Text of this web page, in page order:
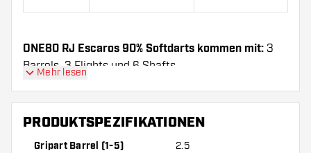
ONE80 RJ Escaros 90% Softdarts kommen mit: 3
Barrels, 3 Flights und 6 Shafts.
Mehr lesen
PRODUKTSPEZIFIKATIONEN
Gripart Barrel (1-5) 2.5